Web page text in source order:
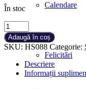
Calendare
Felicitări
În stoc
Cantitate
Stampile
cu
mesaj
Razvan
Adaugă în coș
SKU: HS088 Categorie:
Descriere
Informații